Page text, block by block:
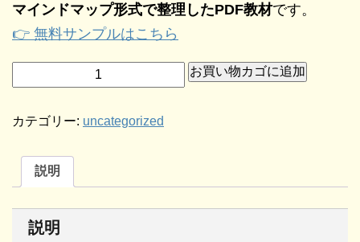
マインドマップ形式で整理したPDF教材です。
👉 無料サンプルはこちら
お買い物カゴに追加
カテゴリー: uncategorized
説明
説明